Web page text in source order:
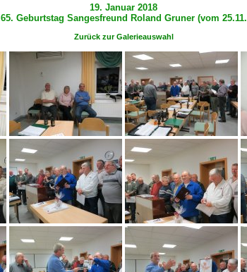
19. Januar 2018
65. Geburtstag Sangesfreund Roland Gruner (vom 25.11.
Zurück zur Galerieauswahl